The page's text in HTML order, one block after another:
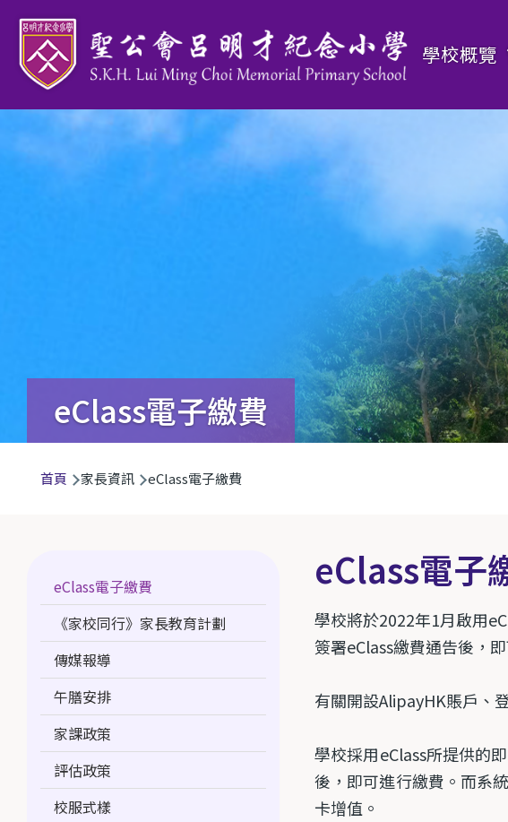
移至主內容 Main
學校概覽
eClass電子繳費
航
首頁 家長資訊 eClass電子繳費
eClass電子
學校將於2022年1月啟用
簽署eClass繳費通告後，
有關開設AlipayHK賬戶、
學校採用eClass所提供的
後，即可進行繳費。而系
卡增值。
navigation
eClass電子繳費
《家校同行》家長教育計劃
傳媒報導
午膳安排
家課政策
評估政策
校服式樣